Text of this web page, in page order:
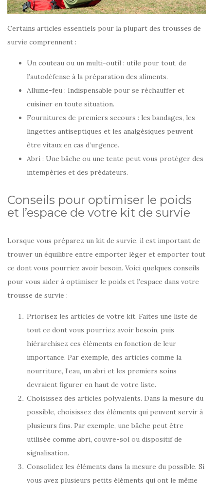
Certains articles essentiels pour la plupart des trousses de
survie comprennent :
Un couteau ou un multi-outil : utile pour tout, de
l’autodéfense à la préparation des aliments.
Allume-feu : Indispensable pour se réchauffer et
cuisiner en toute situation.
Fournitures de premiers secours : les bandages, les
lingettes antiseptiques et les analgésiques peuvent
être vitaux en cas d’urgence.
Abri : Une bâche ou une tente peut vous protéger des
intempéries et des prédateurs.
Conseils pour optimiser le poids
et l’espace de votre kit de survie
Lorsque vous préparez un kit de survie, il est important de
trouver un équilibre entre emporter léger et emporter tout
ce dont vous pourriez avoir besoin. Voici quelques conseils
pour vous aider à optimiser le poids et l’espace dans votre
trousse de survie :
Priorisez les articles de votre kit. Faites une liste de
tout ce dont vous pourriez avoir besoin, puis
hiérarchisez ces éléments en fonction de leur
importance. Par exemple, des articles comme la
nourriture, l’eau, un abri et les premiers soins
devraient figurer en haut de votre liste.
Choisissez des articles polyvalents. Dans la mesure du
possible, choisissez des éléments qui peuvent servir à
plusieurs fins. Par exemple, une bâche peut être
utilisée comme abri, couvre-sol ou dispositif de
signalisation.
Consolidez les éléments dans la mesure du possible. Si
vous avez plusieurs petits éléments qui ont le même